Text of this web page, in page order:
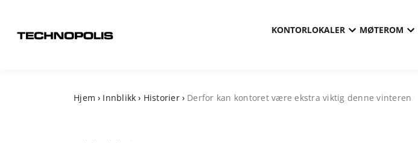
KONTORLOKALER MØTEROM
Hjem › Innblikk › Historier › Derfor kan kontoret være ekstra viktig denne vinteren